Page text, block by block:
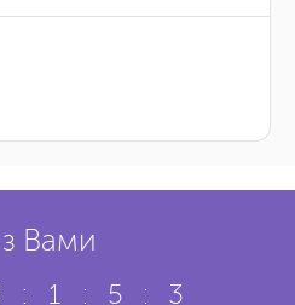
Вами
: 1 : 5 : 4